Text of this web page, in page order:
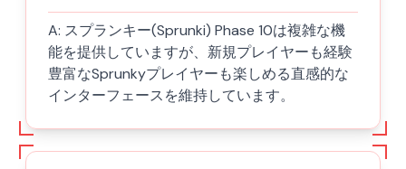
A: スプランキー(Sprunki) Phase 10は複雑な機
能を提供していますが、新規プレイヤーも経験
豊富なSprunkyプレイヤーも楽しめる直感的な
インターフェースを維持しています。